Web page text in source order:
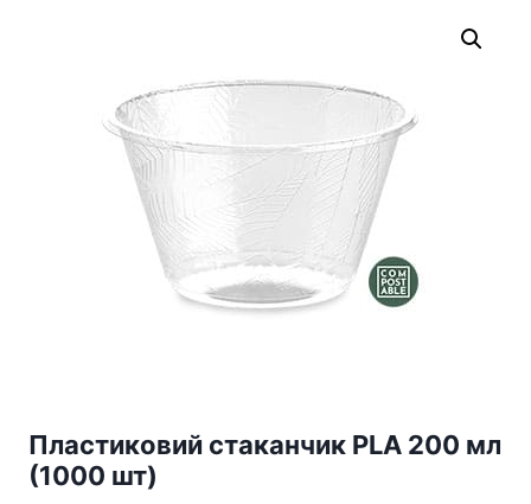
Пластиковий стаканчик PLA 200 мл
(1000 шт)